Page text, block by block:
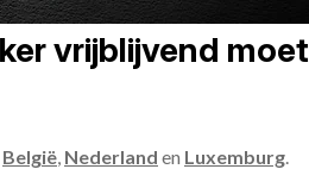
vrijblijvend moet
België, Nederland en Luxemburg.